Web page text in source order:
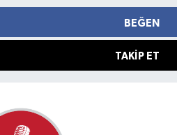
BEĞEN
TAKIP ET